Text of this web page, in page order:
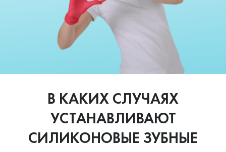
В КАКИХ СЛУЧАЯХ
УСТАНАВЛИВАЮТ
СИЛИКОНОВЫЕ ЗУБНЫЕ